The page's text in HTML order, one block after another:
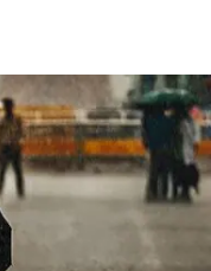
गर्मी से राहत
और आंधी-तूफान
से एक मजबूत